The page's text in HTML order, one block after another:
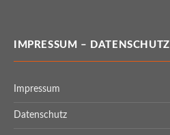
IMPRESSUM – DATENSCHUTZ
Impressum
Datenschutz